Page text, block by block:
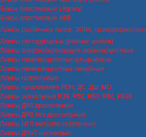
Боксы пластиковые Legrand
Боксы пластиковые ABB
Лампы различных типов, ЭПРА, трансформаторы
Лампы светодиодные (разные цоколи)
Лампы энергосберегающие люминисцентные
Лампы люминисцентные штырьковые
Лампы люминисцентные линейные
Лампы галогеновые
Лампы накаливания ЛОН, ДС, ДШ, МО
Лампы зеркальные R39, R50, R63, R80, ИКЗК
Лампы ДРЛ дроссельные
Лампы ДРВ без дроссельные
Лампы МГЛ металло-галогенные
Лампы ДНаТ натриевые